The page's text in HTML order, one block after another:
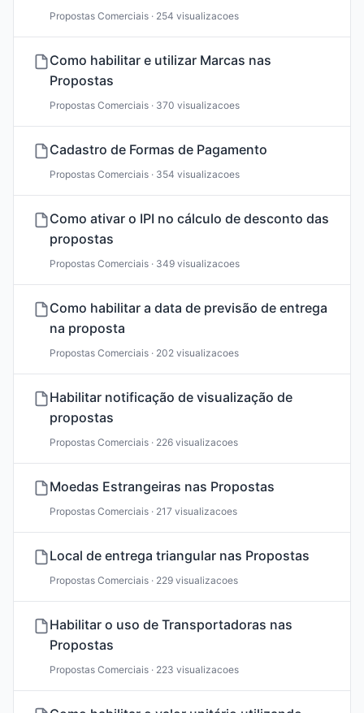
Propostas Comerciais · 254 visualizacoes
Como habilitar e utilizar Marcas nas
Propostas
Propostas Comerciais · 370 visualizacoes
Cadastro de Formas de Pagamento
Propostas Comerciais · 354 visualizacoes
Como ativar o IPI no cálculo de desconto das
propostas
Propostas Comerciais · 349 visualizacoes
Como habilitar a data de previsão de entrega
na proposta
Propostas Comerciais · 202 visualizacoes
Habilitar notificação de visualização de
propostas
Propostas Comerciais · 226 visualizacoes
Moedas Estrangeiras nas Propostas
Propostas Comerciais · 217 visualizacoes
Local de entrega triangular nas Propostas
Propostas Comerciais · 229 visualizacoes
Habilitar o uso de Transportadoras nas
Propostas
Propostas Comerciais · 223 visualizacoes